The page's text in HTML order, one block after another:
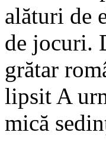
alături de
de jocuri.
grătar
lipsit A
mică